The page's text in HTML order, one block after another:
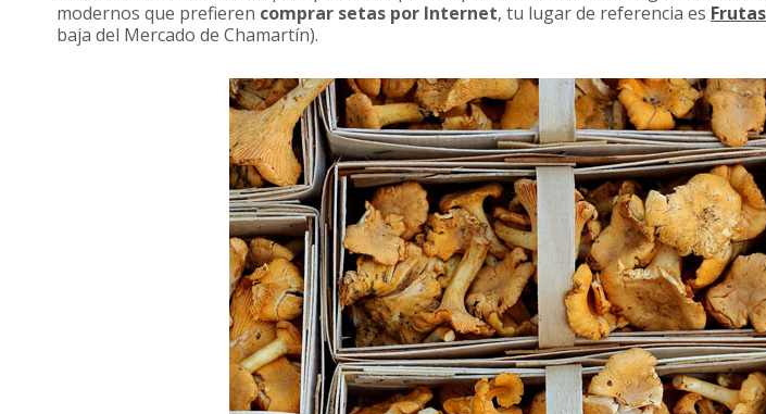
modernos que prefieren comprar setas por Internet, tu lugar de referencia es
baja del Mercado de Chamartín).